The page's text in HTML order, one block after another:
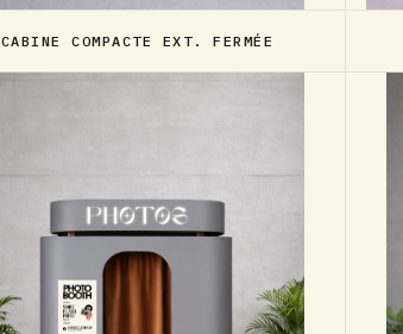
CABINE COMPACTE EXT. FERMÉE